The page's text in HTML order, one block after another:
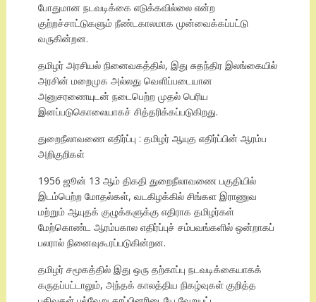
போதுமான நடவடிக்கை எடுக்கவில்லை என்ற
குற்றச்சாட்டுகளும் நீண்டகாலமாக முன்வைக்கப்பட்டு
வருகின்றன.
தமிழர் அரசியல் நினைவகத்தில், இது சுதந்திர இலங்கையில்
அரசின் மறைமுக அல்லது வெளிப்படையான
அனுசரணையுடன் நடைபெற்ற முதல் பெரிய
இனப்படுகொலையாகச் சித்தரிக்கப்படுகிறது.
துறைநீலாவணை எதிர்ப்பு : தமிழர் ஆயுத எதிர்ப்பின் ஆரம்ப
அறிகுறிகள்
1956 ஜூன் 13 ஆம் திகதி துறைநீலாவணை பகுதியில்
இடம்பெற்ற மோதல்கள், வடகிழக்கில் சிங்கள இராணுவ
மற்றும் ஆயுதக் குழுக்களுக்கு எதிராக தமிழர்கள்
மேற்கொண்ட ஆரம்பகால எதிர்ப்புச் சம்பவங்களில் ஒன்றாகப்
பலரால் நினைவுகூரப்படுகின்றன.
தமிழர் சமூகத்தில் இது ஒரு தற்காப்பு நடவடிக்கையாகக்
கருதப்பட்டாலும், அந்தக் காலத்திய நிகழ்வுகள் குறித்த